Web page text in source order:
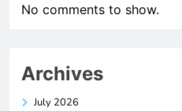
No comments to show.
Archives
July 2026